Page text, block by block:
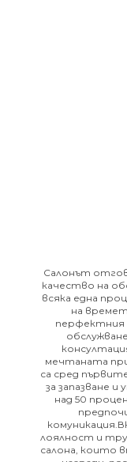
Салонът
качество на
всяка една
на
перфектния
мечтаната
са сред
за запазване и
над 50
лоялност и
салона, които